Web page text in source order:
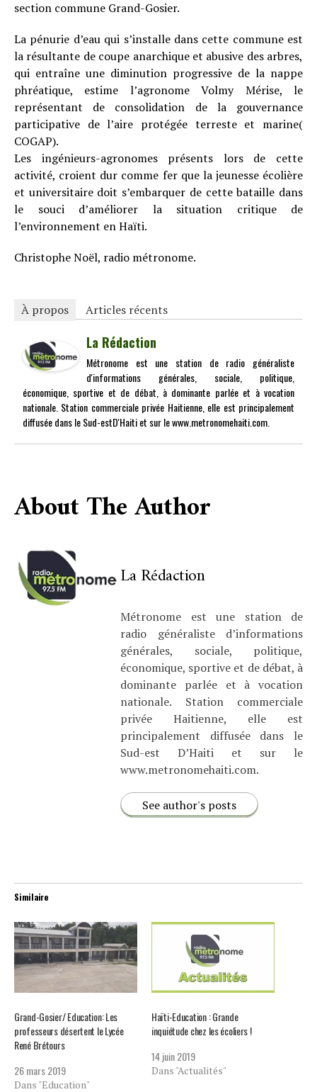
section commune Grand-Gosier.
La pénurie d’eau qui s’installe dans cette commune est
la résultante de coupe anarchique et abusive des arbres,
qui entraîne une diminution progressive de la nappe
phréatique, estime l’agronome Volmy Mérise, le
représentant de consolidation de la gouvernance
participative de l’aire protégée terreste et marine(
COGAP).
Les ingénieurs-agronomes présents lors de cette
activité, croient dur comme fer que la jeunesse écolière
et universitaire doit s’embarquer de cette bataille dans
le souci d’améliorer la situation critique de
l’environnement en Haïti.
Christophe Noël, radio métronome.
À propos Articles récents
La Rédaction
Métronome est une station de radio généraliste
d'informations générales, sociale, politique,
économique, sportive et de débat, à dominante parlée et à vocation
nationale. Station commerciale privée Haitienne, elle est principalement
diffusée dans le Sud-estD'Haiti et sur le www.metronomehaiti.com.
About The Author
La Rédaction
Métronome est une station de
radio généraliste d’informations
générales, sociale, politique,
économique, sportive et de débat, à
dominante parlée et à vocation
nationale. Station commerciale
privée Haitienne, elle est
principalement diffusée dans le
Sud-est D’Haiti et sur le
www.metronomehaiti.com.
See author's posts
Similaire
Grand-Gosier/ Education: Les
professeurs désertent le Lycée
René Brétours
26 mars 2019
Dans "Education"
Haïti-Education : Grande
inquiétude chez les écoliers !
14 juin 2019
Dans "Actualités"